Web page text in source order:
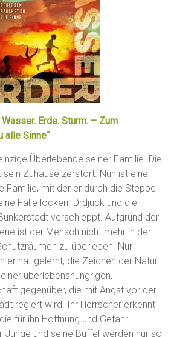
Wasser. Erde. Sturm. ­– Zum
alle Sinne“
Überlebende seiner Familie. Die
Zuhause zerstört. Nun ist eine
Familie, mit der er durch die Steppe
Falle locken. Drdjuck und die
verschleppt. Aufgrund der
ist der Mensch nicht mehr in der
zu überleben. Nur
er hat gelernt, die Zeichen der Natur
überlebenshungrigen,
gegenüber, die mit Angst vor der
regiert wird. Ihr Herrscher erkennt
für ihn Hoffnung und Gefahr
Junge und seine Büffel werden nur so